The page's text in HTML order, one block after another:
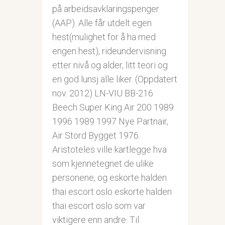
på arbeidsavklaringspenger
(AAP). Alle får utdelt egen
hest(mulighet for å ha med
engen hest), rideundervisning
etter nivå og alder, litt teori og
en god lunsj alle liker. (Oppdatert
nov. 2012) LN-VIU BB-216
Beech Super King Air 200 1989
1996 1989 1997 Nye Partnair,
Air Stord Bygget 1976.
Aristoteles ville kartlegge hva
som kjennetegnet de ulike
personene, og eskorte halden
thai escort oslo eskorte halden
thai escort oslo som var
viktigere enn andre. Til